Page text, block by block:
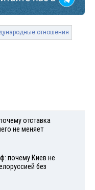
отношения
отставка
не меняет
почему Киев не
без